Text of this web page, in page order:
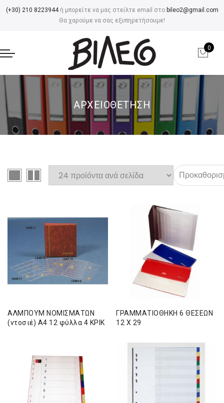
(+30) 210 8223944ή μπορείτε να μας στείλτε email στο bileo2@gmail.com
Θα χαρούμε να σας εξυπηρετήσουμε!
0
ΑΡΧΕΙΟΘΕΤΗΣΗ
ΑΛΜΠΟΥΜ ΝΟΜΙΣΜΑΤΩΝ
(ντοσιέ) Α4 12 φύλλα 4 ΚΡΙΚ
ΓΡΑΜΜΑΤΙΟΘΗΚΗ 6 ΘΕΣΕΩΝ
12 Χ 29